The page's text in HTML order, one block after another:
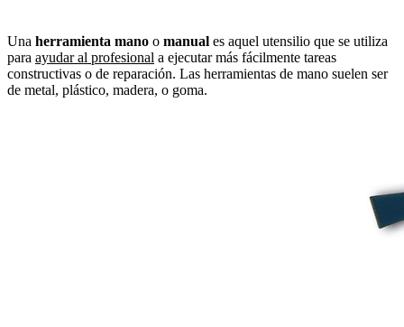
Una herramienta mano o manual es aquel utensilio que se utiliza
para ayudar al profesional a ejecutar más fácilmente tareas
constructivas o de reparación. Las herramientas de mano suelen ser
de metal, plástico, madera, o goma.